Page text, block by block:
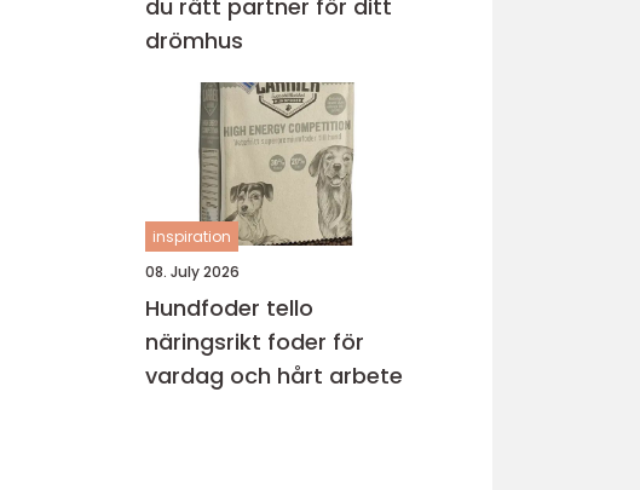
du rätt partner för ditt
drömhus
inspiration
08. July 2026
Hundfoder tello
näringsrikt foder för
vardag och hårt arbete